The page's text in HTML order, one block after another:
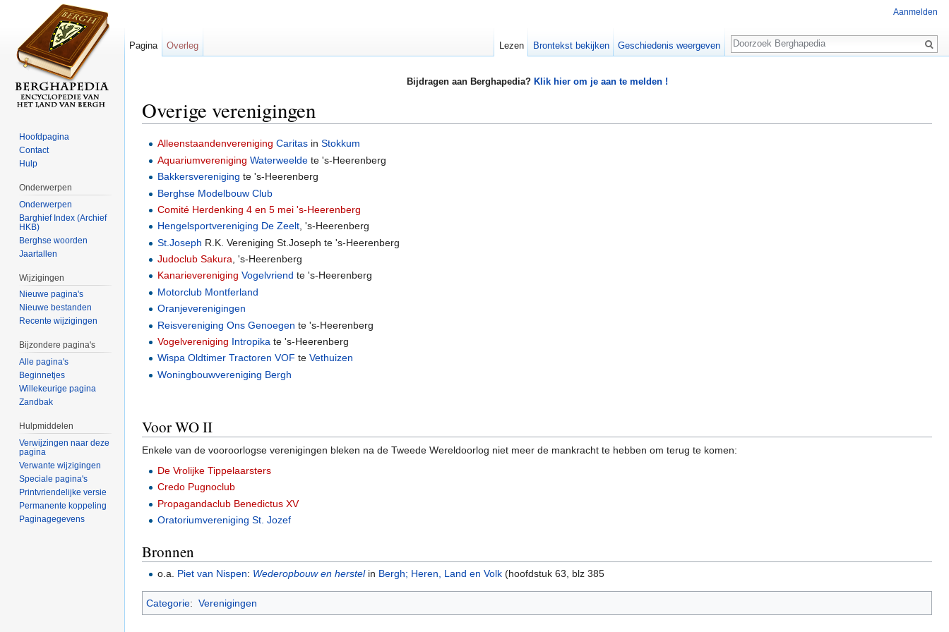
Bijdragen aan Berghapedia? Klik hier om je aan te melden !
Overige verenigingen
Alleenstaandenvereniging Caritas inStokkum
Aquariumvereniging Waterweelde te 's-Heerenberg
Bakkersvereniging te 's-Heerenberg
Berghse Modelbouw Club
Comité Herdenking 4 en 5 mei 's-Heerenberg
Hengelsportvereniging De Zeelt, 's-Heerenberg
St.Joseph R.K. Vereniging St.Joseph te 's-Heerenberg
Judoclub Sakura , 's-Heerenberg
Kanarievereniging Vogelvriend te 's-Heerenberg
Motorclub Montferland
Oranjeverenigingen
Reisvereniging Ons Genoegen te 's-Heerenberg
Vogelvereniging Intropika te 's-Heerenberg
Wispa Oldtimer Tractoren VOF teVethuizen
Woningbouwvereniging Bergh
Voor WO II
Enkele van de vooroorlogse verenigingen bleken na de Tweede Wereldoorlog niet meer de mankracht te hebben om terug te komen:
De Vrolijke Tippelaarsters
Credo Pugnoclub
Propagandaclub Benedictus XV
Oratoriumvereniging St. Jozef
Bronnen
o.a. Piet van Nispen: Wederopbouw en herstelin Bergh; Heren, Land en Volk (hoofdstuk 63, blz 385
Categorie: Verenigingen
Aanmelden
Pagina Overleg Lezen Brontekst bekijken Geschiedenis weergeven
Zoeken
Hoofdpagina
Contact
Hulp
Onderwerpen
Onderwerpen
Barghief Index (Archief
HKB)
Berghse woorden
Jaartallen
Wijzigingen
Nieuwe pagina's
Nieuwe bestanden
Recente wijzigingen
Bijzondere pagina's
Alle pagina's
Beginnetjes
Willekeurige pagina
Zandbak
Hulpmiddelen
Verwijzingen naar deze
pagina
Verwante wijzigingen
Speciale pagina's
Printvriendelijke versie
Permanente koppeling
Paginagegevens